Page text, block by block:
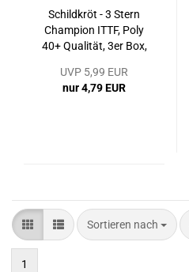
Schildkröt - 3 Stern
Champion ITTF, Poly
40+ Qualität, 3er Box,
UVP 5,99 EUR
nur 4,79 EUR
Sortieren nach
Sortieren nach
1